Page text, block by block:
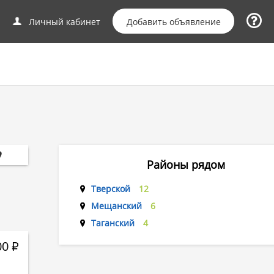
Личный кабинет Добавить объявление
Р
Районы рядом
Тверской
12
Мещанский
6
Таганский
4